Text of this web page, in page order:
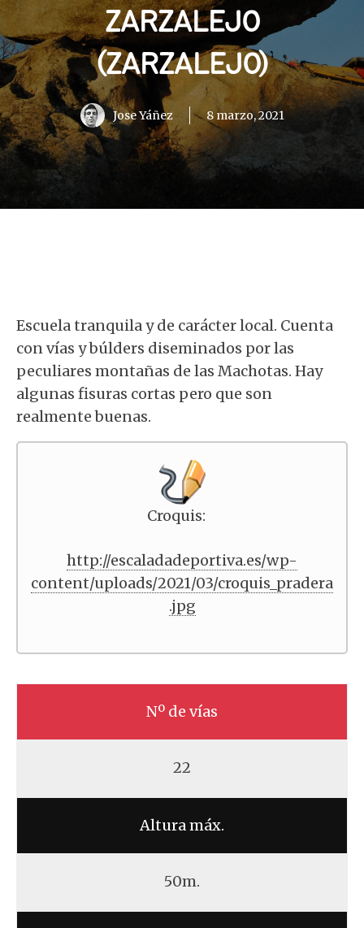
ZARZALEJO
(ZARZALEJO)
Jose Yáñez 8 marzo, 2021
Escuela tranquila y de carácter local. Cuenta
con vías y búlders diseminados por las
peculiares montañas de las Machotas. Hay
algunas fisuras cortas pero que son
realmente buenas.
Croquis:
http://escaladadeportiva.es/wp-
content/uploads/2021/03/croquis_pradera
.jpg
Nº de vías
22
Altura máx.
50m.